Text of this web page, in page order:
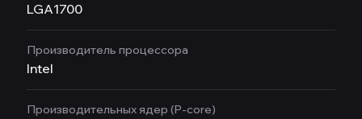
LGA1700
Производитель процессора
Intel
Производительных ядер (P-core)